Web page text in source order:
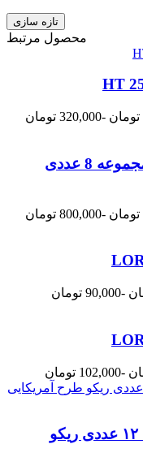
محصول مرتبط
-320,000 تومان
آچار دو سر تخت هافنر مدل 27-6 مجموعه 8 عددی
-800,000 تومان
-90,000 تومان
-102,000 تومان
ست آچار یکسر رینگ و یکسر تخت ۱۲ عددی ریکو